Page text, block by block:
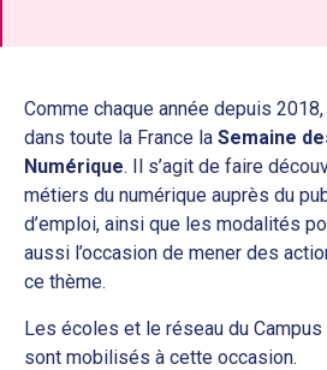
Comme chaque année depuis
dans toute la France la Semaine
Numérique. Il s’agit de faire
métiers du numérique auprès du
d’emploi, ainsi que les modalités
aussi l’occasion de mener des
ce thème.
Les écoles et le réseau du
sont mobilisés à cette occasion.